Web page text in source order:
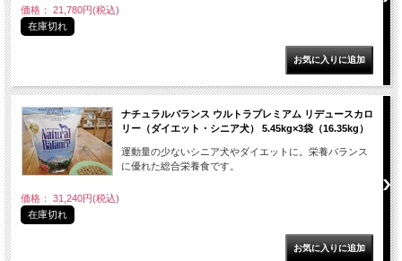
価格： 21,780円(税込)
在庫切れ
ナチュラルバランス ウルトラプレミアム リデュースカロ
リー（ダイエット・シニア犬） 5.45kg×3袋（16.35kg）
運動量の少ないシニア犬やダイエットに。栄養バランス
に優れた総合栄養食です。
価格： 31,240円(税込)
在庫切れ